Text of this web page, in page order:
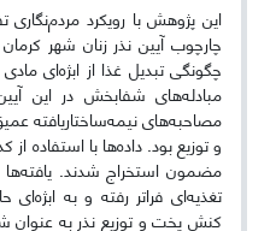
این پژوهش با رویکرد
چارچوب آیین نذر زنان شهر
چگونگی تبدیل غذا از ابژه‌ای
مبادله‌های شفابخش در این
و توزیع بود. داده‌ها با استفاده
مضمون استخراج شدند. یافته‌ها
تغذیه‌ای فراتر رفته و به
کنش پخت و توزیع نذر به